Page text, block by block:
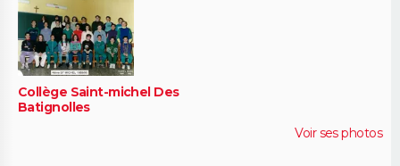
Collège Saint-michel Des
Batignolles
Voir ses photos